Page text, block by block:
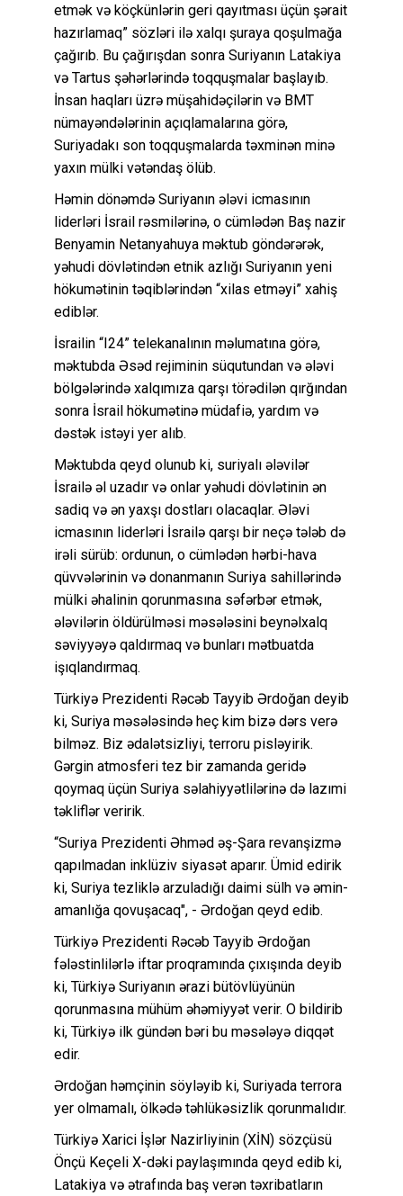
etmək və köçkünlərin geri qayıtması üçün şərait
hazırlamaq” sözləri ilə xalqı şuraya qoşulmağa
çağırıb. Bu çağırışdan sonra Suriyanın Latakiya
və Tartus şəhərlərində toqquşmalar başlayıb.
İnsan haqları üzrə müşahidəçilərin və BMT
nümayəndələrinin açıqlamalarına görə,
Suriyadakı son toqquşmalarda təxminən minə
yaxın mülki vətəndaş ölüb.
Həmin dönəmdə Suriyanın ələvi icmasının
liderləri İsrail rəsmilərinə, o cümlədən Baş nazir
Benyamin Netanyahuya məktub göndərərək,
yəhudi dövlətindən etnik azlığı Suriyanın yeni
hökumətinin təqiblərindən “xilas etməyi” xahiş
ediblər.
İsrailin “I24” telekanalının məlumatına görə,
məktubda Əsəd rejiminin süqutundan və ələvi
bölgələrində xalqımıza qarşı törədilən qırğından
sonra İsrail hökumətinə müdafiə, yardım və
dəstək istəyi yer alıb.
Məktubda qeyd olunub ki, suriyalı ələvilər
İsrailə əl uzadır və onlar yəhudi dövlətinin ən
sadiq və ən yaxşı dostları olacaqlar. Ələvi
icmasının liderləri İsrailə qarşı bir neçə tələb də
irəli sürüb: ordunun, o cümlədən hərbi-hava
qüvvələrinin və donanmanın Suriya sahillərində
mülki əhalinin qorunmasına səfərbər etmək,
ələvilərin öldürülməsi məsələsini beynəlxalq
səviyyəyə qaldırmaq və bunları mətbuatda
işıqlandırmaq.
Türkiyə Prezidenti Rəcəb Tayyib Ərdoğan deyib
ki, Suriya məsələsində heç kim bizə dərs verə
bilməz. Biz ədalətsizliyi, terroru pisləyirik.
Gərgin atmosferi tez bir zamanda geridə
qoymaq üçün Suriya səlahiyyətlilərinə də lazımi
təkliflər veririk.
“Suriya Prezidenti Əhməd əş-Şara revanşizmə
qapılmadan inklüziv siyasət aparır. Ümid edirik
ki, Suriya tezliklə arzuladığı daimi sülh və əmin-
amanlığa qovuşacaq", - Ərdoğan qeyd edib.
Türkiyə Prezidenti Rəcəb Tayyib Ərdoğan
fələstinlilərlə iftar proqramında çıxışında deyib
ki, Türkiyə Suriyanın ərazi bütövlüyünün
qorunmasına mühüm əhəmiyyət verir. O bildirib
ki, Türkiyə ilk gündən bəri bu məsələyə diqqət
edir.
Ərdoğan həmçinin söyləyib ki, Suriyada terrora
yer olmamalı, ölkədə təhlükəsizlik qorunmalıdır.
Türkiyə Xarici İşlər Nazirliyinin (XİN) sözçüsü
Önçü Keçeli X-dəki paylaşımında qeyd edib ki,
Latakiya və ətrafında baş verən təxribatların